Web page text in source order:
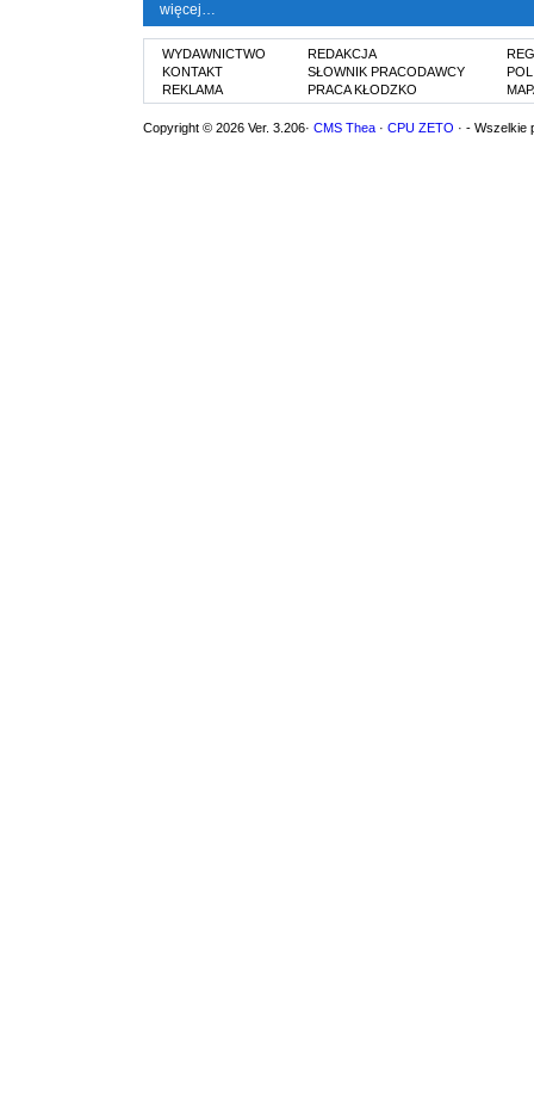
więcej…
WYDAWNICTWO
KONTAKT
REKLAMA
REDAKCJA
SŁOWNIK PRACODAWCY
PRACA KŁODZKO
Copyright © 2026 Ver. 3.206· CMS Thea · CPU ZETO · - Wszelkie